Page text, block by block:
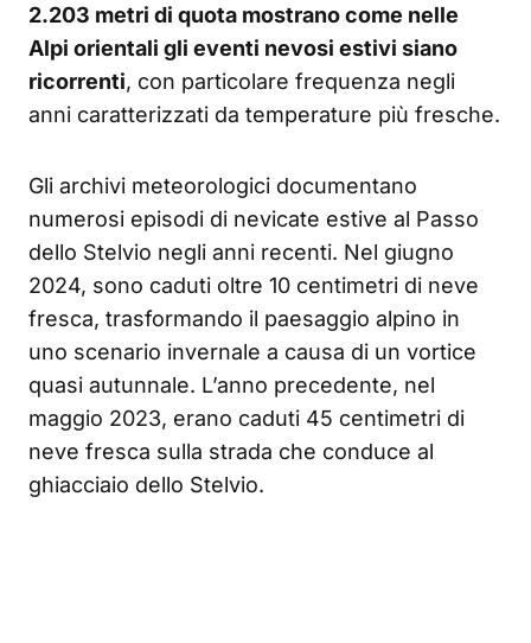
2.203 metri di quota mostrano come nelle
Alpi orientali gli eventi nevosi estivi siano
ricorrenti, con particolare frequenza negli
anni caratterizzati da temperature più fresche.
Gli archivi meteorologici documentano
numerosi episodi di nevicate estive al Passo
dello Stelvio negli anni recenti. Nel giugno
2024, sono caduti oltre 10 centimetri di neve
fresca, trasformando il paesaggio alpino in
uno scenario invernale a causa di un vortice
quasi autunnale. L’anno precedente, nel
maggio 2023, erano caduti 45 centimetri di
neve fresca sulla strada che conduce al
ghiacciaio dello Stelvio.